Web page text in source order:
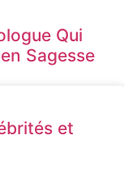
Qui
Sagesse
et